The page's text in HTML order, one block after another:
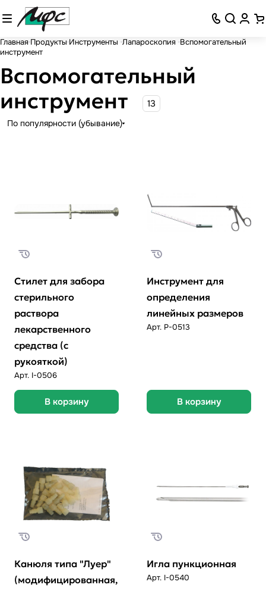
Главная Продукты Инструменты Лапароскопия Вспомогательный
инструмент
Вспомогательный
инструмент
13
По популярности (убывание)
Стилет для забора
стерильного
раствора
лекарственного
средства (с
рукояткой)
Арт. I-0506
В корзину
Инструмент для
определения
линейных размеров
Арт. P-0513
В корзину
Канюля типа "Луер"
(модифицированная,
Игла пункционная
Арт. I-0540